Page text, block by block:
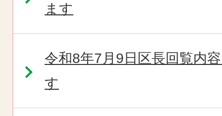
ます
令和8年7月9日区長回覧内
す